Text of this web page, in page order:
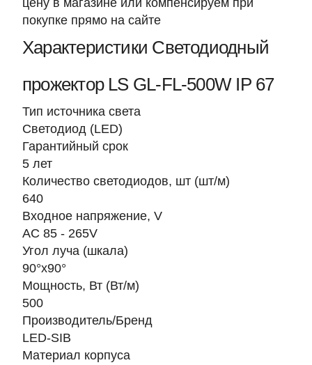
цену в магазине или компенсируем при
покупке прямо на сайте
Характеристики Светодиодный
прожектор LS GL-FL-500W IP 67
Тип источника света
Светодиод (LED)
Гарантийный срок
5 лет
Количество светодиодов, шт (шт/м)
640
Входное напряжение, V
AC 85 - 265V
Угол луча (шкала)
90°х90°
Мощность, Вт (Вт/м)
500
Производитель/Бренд
LED-SIB
Материал корпуса